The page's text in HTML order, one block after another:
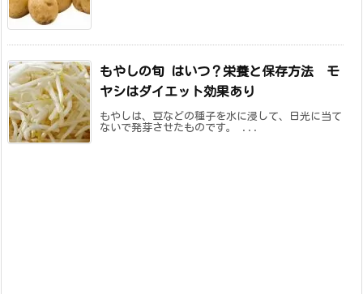
もやしの旬 はいつ？栄養と保存方法 モ
ヤシはダイエット効果あり
もやしは、豆などの種子を水に浸して、日光に当て
ないで発芽させたものです。 ...